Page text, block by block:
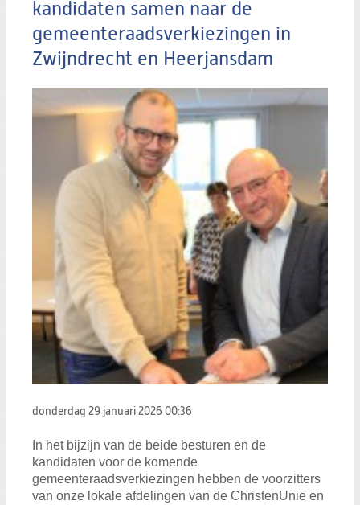
kandidaten samen naar de
gemeenteraadsverkiezingen in
Zwijndrecht en Heerjansdam
donderdag 29 januari 2026 00:36
In het bijzijn van de beide besturen en de
kandidaten voor de komende
gemeenteraadsverkiezingen hebben de voorzitters
van onze lokale afdelingen van de ChristenUnie en